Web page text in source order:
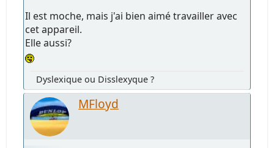
Il est moche, mais j'ai bien aimé travailler avec
cet appareil.
Elle aussi?
Dyslexique ou Disslexyque ?
MFloyd